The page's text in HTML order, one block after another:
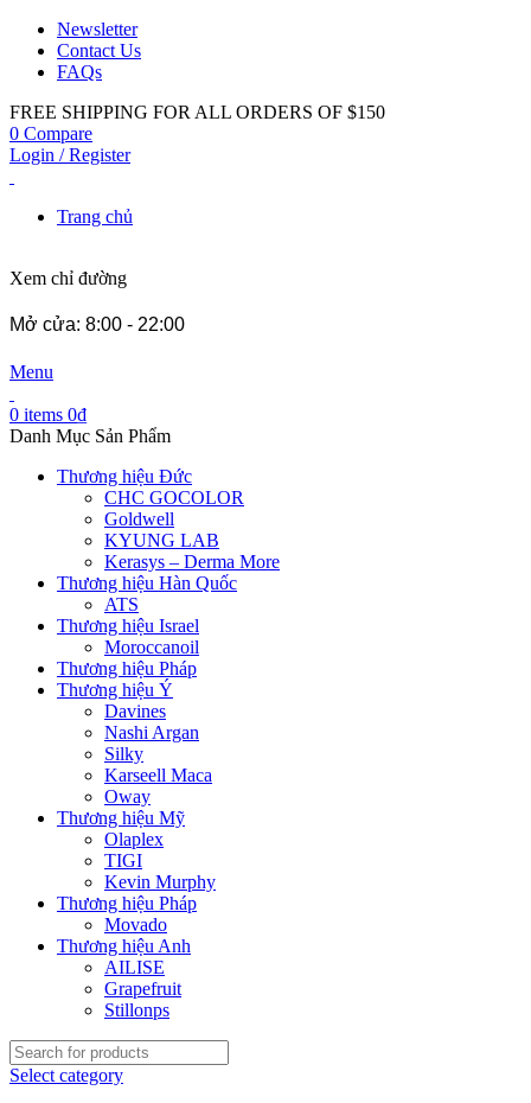
Newsletter
Contact Us
FAQs
FREE SHIPPING FOR ALL ORDERS OF $150
0 Compare
Login / Register
Trang chủ
Xem chỉ đường
Mở cửa: 8:00 - 22:00
Menu
0 items 0₫
Danh Mục Sản Phẩm
Thương hiệu Đức
CHC GOCOLOR
Goldwell
KYUNG LAB
Kerasys – Derma More
Thương hiệu Hàn Quốc
ATS
Thương hiệu Israel
Moroccanoil
Thương hiệu Pháp
Thương hiệu Ý
Davines
Nashi Argan
Silky
Karseell Maca
Oway
Thương hiệu Mỹ
Olaplex
TIGI
Kevin Murphy
Thương hiệu Pháp
Movado
Thương hiệu Anh
AILISE
Grapefruit
Stillonps
Select category